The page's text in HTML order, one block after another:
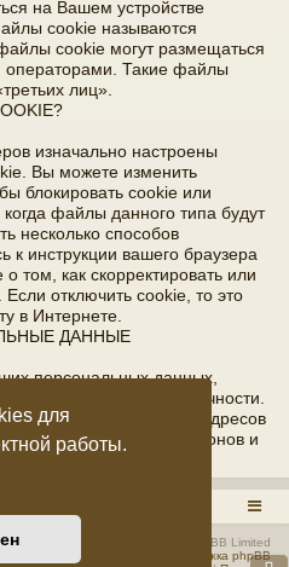
для
работы.
на Вашем устройстве
cookie называются
cookie могут размещаться
операторами. Такие файлы
лиц».
изначально настроены
Вы можете изменить
блокировать cookie или
файлы данного типа будут
несколько способов
к инструкции вашего браузера
том, как скорректировать или
отключить cookie, то это
в Интернете.
ДАННЫЕ
персональных данных,
вашей личности.
имени, отчества, адресов
адреса, номеров телефонов и
® Forum Software © phpBB Limited
Русская поддержка phpBB